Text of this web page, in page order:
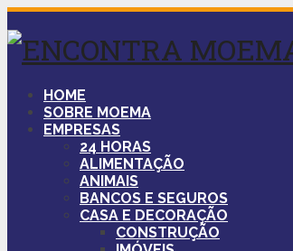
HOME
SOBRE MOEMA
EMPRESAS
24 HORAS
ALIMENTAÇÃO
ANIMAIS
BANCOS E SEGUROS
CASA E DECORAÇÃO
CONSTRUÇÃO